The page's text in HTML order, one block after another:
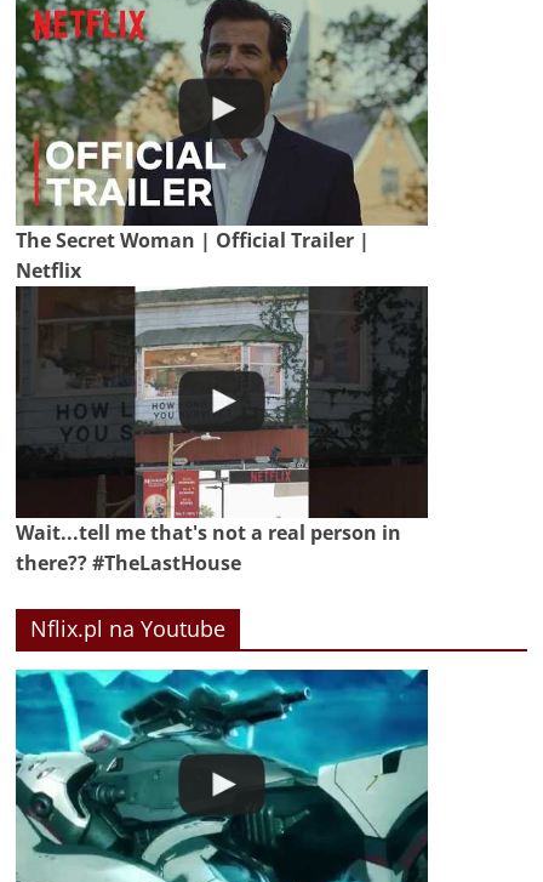
The Secret Woman | Official Trailer |
Netflix
Wait...tell me that's not a real person in
there?? #TheLastHouse
Nflix.pl na Youtube